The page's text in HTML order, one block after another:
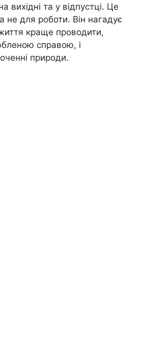
вихідні та у відпустці. Це
не для роботи. Він нагадує
краще проводити,
справою, і
природи.